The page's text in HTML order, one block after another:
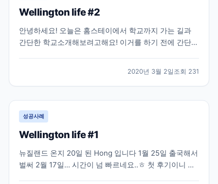
Wellington life #2
안녕하세요! 오늘은 홈스테이에서 학교까지 가는 길과
간단한 학교소개해보려고해요! 이거를 하기 전에 간단한
람들도 너무너무 친절하고 가족적인 분위기라서 너무 만
족하고 있어요 몇몇 집에 얘기를 들어보면 밥을 따로 먹
는...
2020년 3월 2일조회 231
성공사례
Wellington life #1
뉴질랜드 온지 20일 된 Hong 입니다 1월 25일 출국해서
벌써 2월 17일... 시간이 넘 빠르네요..ㅎ 첫 후기이니 출